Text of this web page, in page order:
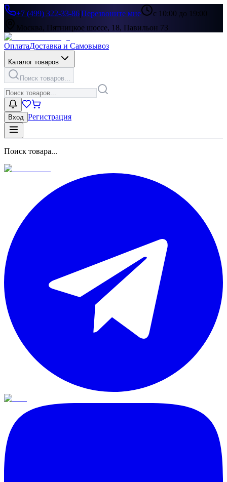
+7 (499) 322-33-86|Перезвоните мне
с 10:00 до 19:00
Москва, Пятницкое шоссе, 18, Павильон 73
ОплатаДоставка и Самовывоз
Каталог товаров
Поиск товаров...
Вход Регистрация
Поиск товара...